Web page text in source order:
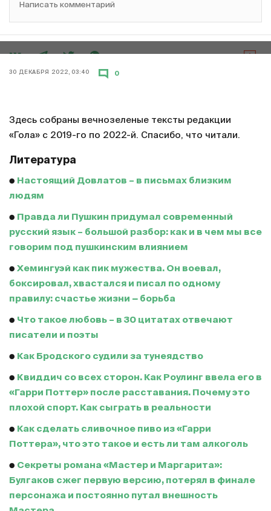
Написать комментарий
400 хороших текстов «Гола» за все время
30 ДЕКАБРЯ 2022, 03:40 0
Здесь собраны вечнозеленые тексты редакции
«Гола» с 2019-го по 2022-й. Спасибо, что читали.
Литература
● Настоящий Довлатов – в письмах близким
людям
● Правда ли Пушкин придумал современный
русский язык – большой разбор: как и в чем мы все
говорим под пушкинским влиянием
● Хемингуэй как пик мужества. Он воевал,
боксировал, хвастался и писал по одному
правилу: счастье жизни − борьба
● Что такое любовь – в 30 цитатах отвечают
писатели и поэты
● Как Бродского судили за тунеядство
● Квиддич со всех сторон. Как Роулинг ввела его в
«Гарри Поттер» после расставания. Почему это
плохой спорт. Как сыграть в реальности
● Как сделать сливочное пиво из «Гарри
Поттера», что это такое и есть ли там алкоголь
● Секреты романа «Мастер и Маргарита»:
Булгаков сжег первую версию, потерял в финале
персонажа и постоянно путал внешность